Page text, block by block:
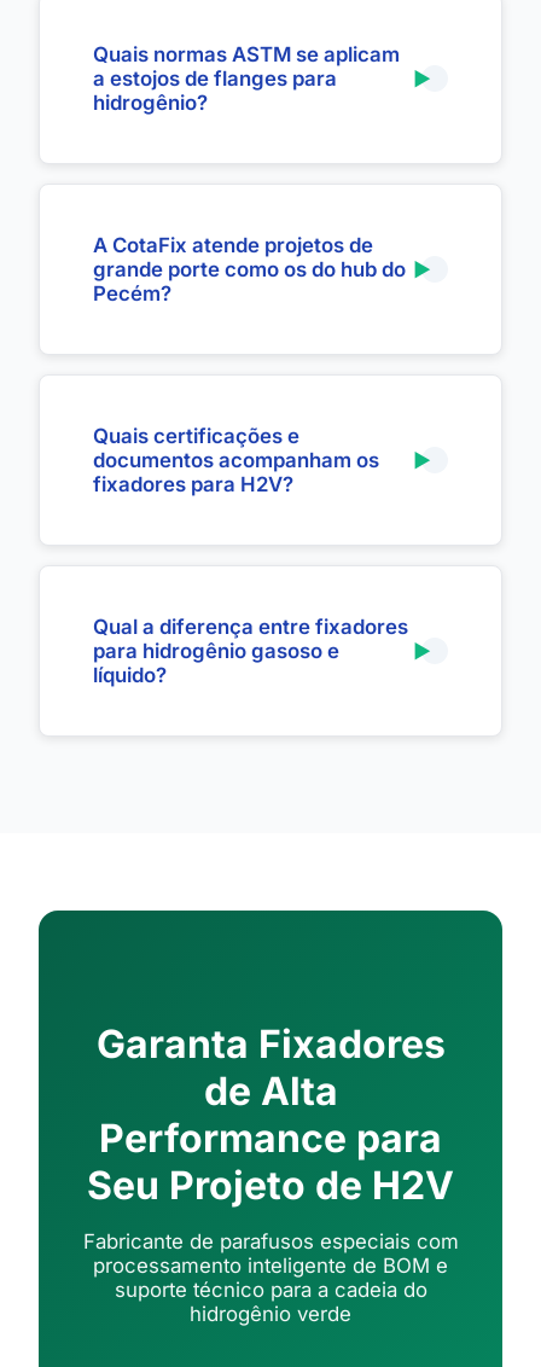
Quais normas ASTM se aplicam
a estojos de flanges para
hidrogênio?
A CotaFix atende projetos de
grande porte como os do hub do
Pecém?
Quais certificações e
documentos acompanham os
fixadores para H2V?
Qual a diferença entre fixadores
para hidrogênio gasoso e
líquido?
Garanta Fixadores
de Alta
Performance para
Seu Projeto de H2V
Fabricante de parafusos especiais com
processamento inteligente de BOM e
suporte técnico para a cadeia do
hidrogênio verde